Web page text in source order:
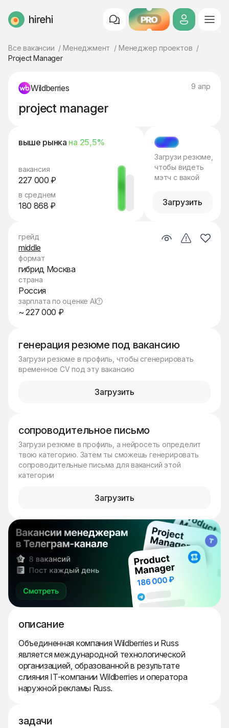
HireHi PRO
Все вакансии Менеджмент
Менеджер проектов
Project Manager
Wildberries 9 апр
project manager
выше рынка на 25,5%
вакансия
227 000 ₽
в среднем
180 868 ₽
МЭТЧ
Загрузи резюме,
чтобы видеть
мэтч с вакой
Загрузить
генерация резюме под вакансию
Загрузи резюме в профиль, чтобы сгенерировать
временное CV под эту вакансию
Загрузить
сопроводительное письмо
Загрузи резюме в профиль, а нейросеть определит
твою категорию. Затем ты сможешь генерировать
сопроводительные письма для вакансий этой
категории
Загрузить
описание
Объединенная компания Wildberries и Russ
является международной технологической
организацией, образованной в результате
слияния IT-компании Wildberries и оператора
наружной рекламы Russ.
задачи
грейд
middle
формат
гибрид Москва
страна
Россия
зарплата по оценке AI
~ 227 000 ₽